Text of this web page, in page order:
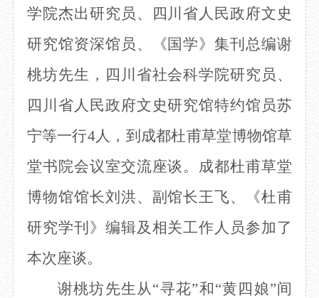
学院杰出研究员、四川省人民政府文史
研究馆资深馆员、《国学》集刊总编谢
桃坊先生 ， 四川省社会科学院研究员、
四川省人民政府文史研究馆特约馆员苏
宁等一行4人， 到成都杜甫草堂博物馆草
堂书院会议室交流座谈。成都杜甫草堂
博物馆馆长刘洪、 副馆长王飞、《杜甫
研究学刊》编辑及相关工作人员参加了
本次座谈。
谢桃坊先生 从“寻花”和“黄四娘”间